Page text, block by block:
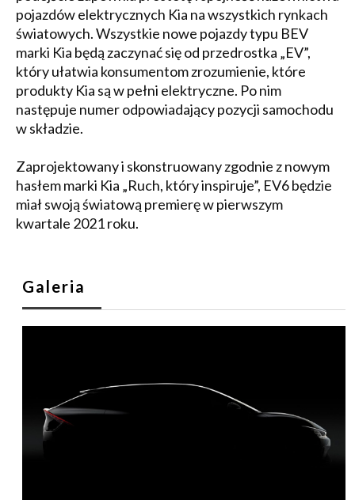
pojazdów elektrycznych Kia na wszystkich rynkach
światowych. Wszystkie nowe pojazdy typu BEV
marki Kia będą zaczynać się od przedrostka „EV”,
który ułatwia konsumentom zrozumienie, które
produkty Kia są w pełni elektryczne. Po nim
następuje numer odpowiadający pozycji samochodu
w składzie.
Zaprojektowany i skonstruowany zgodnie z nowym
hasłem marki Kia „Ruch, który inspiruje”, EV6 będzie
miał swoją światową premierę w pierwszym
kwartale 2021 roku.
Galeria